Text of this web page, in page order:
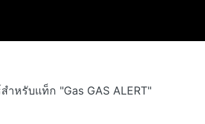
ำหรับแท็ก "Gas GAS ALERT"